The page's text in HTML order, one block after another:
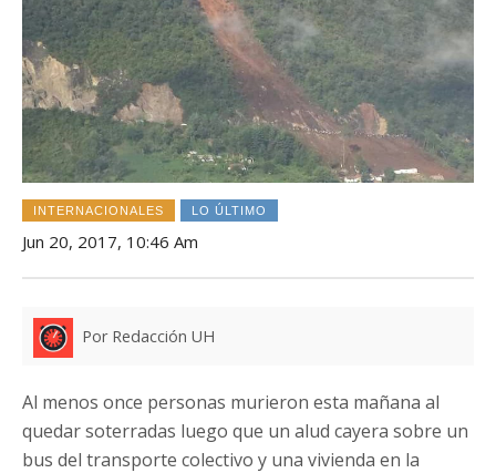
INTERNACIONALES LO ÚLTIMO
Jun 20, 2017, 10:46 Am
Por Redacción UH
Al menos once personas murieron esta mañana al
quedar soterradas luego que un alud cayera sobre un
bus del transporte colectivo y una vivienda en la